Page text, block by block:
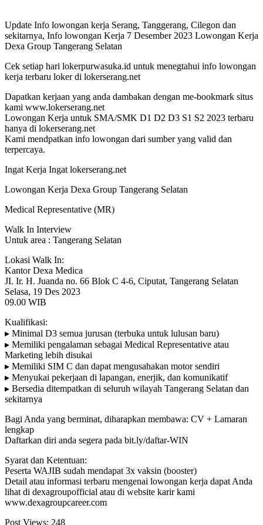
Update Info lowongan kerja Serang, Tanggerang, Cilegon dan
sekitarnya, Info lowongan Kerja 7 Desember 2023 Lowongan Kerja
Dexa Group Tangerang Selatan
Cek setiap hari lokerpurwasuka.id untuk menegtahui info lowongan
kerja terbaru loker di lokerserang.net
Dapatkan kerjaan yang anda dambakan dengan me-bookmark situs
kami www.lokerserang.net
Lowongan Kerja untuk SMA/SMK D1 D2 D3 S1 S2 2023 terbaru
hanya di lokerserang.net
Kami mendpatkan info lowongan dari sumber yang valid dan
terpercaya.
Ingat Kerja Ingat lokerserang.net
Lowongan Kerja Dexa Group Tangerang Selatan
Medical Representative (MR)
Walk In Interview
Untuk area : Tangerang Selatan
Lokasi Walk In:
Kantor Dexa Medica
JI. Ir. H. Juanda no. 66 Blok C 4-6, Ciputat, Tangerang Selatan
Selasa, 19 Des 2023
09.00 WIB
Kualifikasi:
▸ Minimal D3 semua jurusan (terbuka untuk lulusan baru)
▸ Memiliki pengalaman sebagai Medical Representative atau
Marketing lebih disukai
▸ Memiliki SIM C dan dapat mengusahakan motor sendiri
▸ Menyukai pekerjaan di lapangan, enerjik, dan komunikatif
▸ Bersedia ditempatkan di seluruh wilayah Tangerang Selatan dan
sekitarnya
Bagi Anda yang berminat, diharapkan membawa: CV + Lamaran
lengkap
Daftarkan diri anda segera pada bit.ly/daftar-WIN
Syarat dan Ketentuan:
Peserta WAJIB sudah mendapat 3x vaksin (booster)
Detail atau informasi terbaru mengenai lowongan kerja dapat Anda
lihat di dexagroupofficial atau di website karir kami
www.dexagroupcareer.com
Post Views: 248